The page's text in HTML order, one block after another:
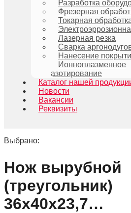
Разработка
Фрезерная
Токарная
Лазерная резка
Сварка
Нанесение
Ионноплазменное
азотирование
Каталог нашей
Новости
Вакансии
Реквизиты
Выбрано:
Нож вырубной
(треугольник)
36х40х23,7…